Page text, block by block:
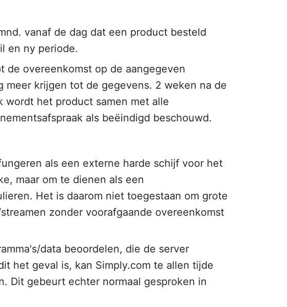
vanaf de dag dat een product besteld
en ny periode.
de overeenkomst op de aangegeven
krijgen tot de gegevens. 2 weken na de
wordt het product samen met alle
als beëindigd beschouwd.
als een externe harde schijf voor het
maar om te dienen als een
Het is daarom niet toegestaan om grote
zonder voorafgaande overeenkomst
data beoordelen, die de server
het geval is, kan Simply.com te allen tijde
Dit gebeurt echter normaal gesproken in